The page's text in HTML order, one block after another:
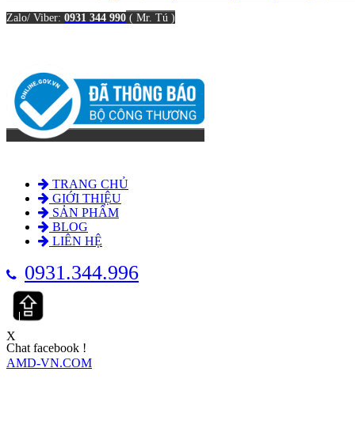
Zalo/ Viber: 0931 344 990 ( Mr. Tú )
TRANG CHỦ
GIỚI THIỆU
SẢN PHẨM
BLOG
LIÊN HỆ
0931.344.996
X
AMD-VN.COM
Chat facebook !